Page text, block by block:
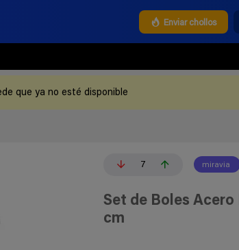
Enviar chollos
que ya no esté disponible
7 miravia
Set de Boles Acero
cm